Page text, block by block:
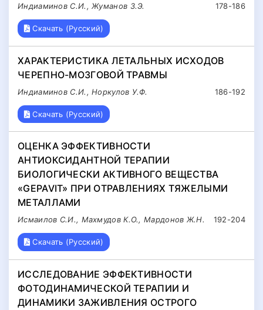
178-186
Индиаминов С.И., Жуманов З.Э.
Скачать (Русский)
ХАРАКТЕРИСТИКА ЛЕТАЛЬНЫХ ИСХОДОВ
ЧЕРЕПНО-МОЗГОВОЙ ТРАВМЫ
186-192
Индиаминов С.И., Норкулов У.Ф.
Скачать (Русский)
ОЦЕНКА ЭФФЕКТИВНОСТИ
АНТИОКСИДАНТНОЙ ТЕРАПИИ
БИОЛОГИЧЕСКИ АКТИВНОГО ВЕЩЕСТВА
«GEPAVIT» ПРИ ОТРАВЛЕНИЯХ ТЯЖЕЛЫМИ
МЕТАЛЛАМИ
192-204
Исмаилов С.И., Махмудов К.О., Мардонов Ж.Н.
Скачать (Русский)
ИССЛЕДОВАНИЕ ЭФФЕКТИВНОСТИ
ФОТОДИНАМИЧЕСКОЙ ТЕРАПИИ И
ДИНАМИКИ ЗАЖИВЛЕНИЯ ОСТРОГО